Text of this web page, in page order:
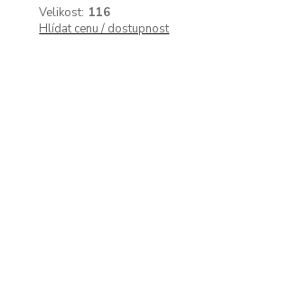
Velikost: 116
Hlídat cenu / dostupnost